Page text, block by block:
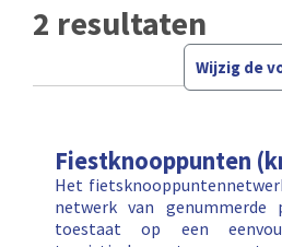
2 resultaten
Wijzig de
Fiestknooppunten
Het
netwerk van genummerde
toestaat op een